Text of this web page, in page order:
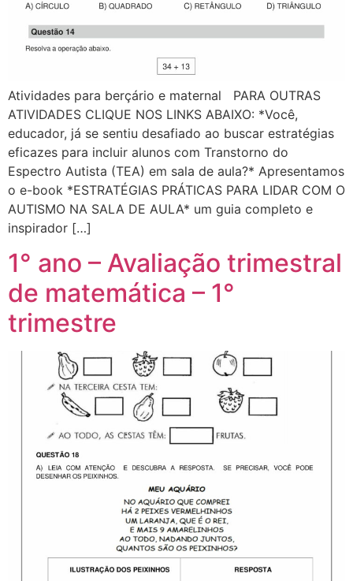
Atividades para berçário e maternal PARA OUTRAS
ATIVIDADES CLIQUE NOS LINKS ABAIXO: *Você,
educador, já se sentiu desafiado ao buscar estratégias
eficazes para incluir alunos com Transtorno do
Espectro Autista (TEA) em sala de aula?* Apresentamos
o e-book *ESTRATÉGIAS PRÁTICAS PARA LIDAR COM O
AUTISMO NA SALA DE AULA* um guia completo e
inspirador […]
1° ano – Avaliação trimestral
de matemática – 1°
trimestre